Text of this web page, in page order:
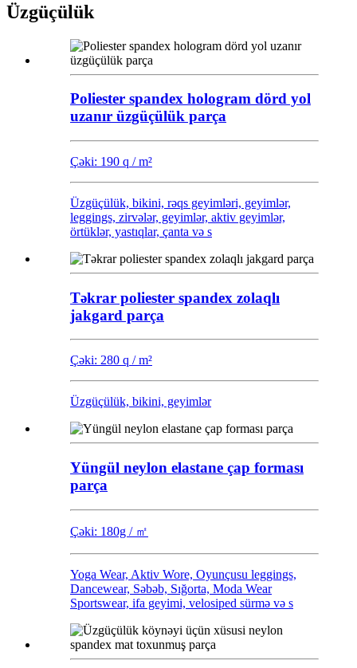
Üzgüçülük
Poliester spandex hologram dörd yol
uzanır üzgüçülük parça
Çəki: 190 q / m²
Üzgüçülük, bikini, rəqs geyimləri, geyimlər,
leggings, zirvələr, geyimlər, aktiv geyimlər,
örtüklər, yastıqlar, çanta və s
Təkrar poliester spandex zolaqlı
jakgard parça
Çəki: 280 q / m²
Üzgüçülük, bikini, geyimlər
Yüngül neylon elastane çap forması
parça
Çəki: 180g / ㎡
Yoga Wear, Aktiv Wore, Oyunçusu leggings,
Dancewear, Səbəb, Sığorta, Moda Wear
Sportswear, ifa geyimi, velosiped sürmə və s